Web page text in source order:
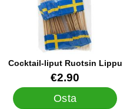
Cocktail-liput Ruotsin Lippu
Tuote.nro 10871
€2.90
Osta